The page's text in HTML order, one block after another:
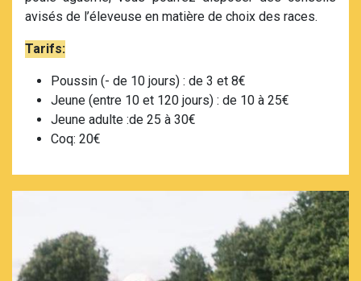
avisés de l’éleveuse en matière de choix des races.
Tarifs:
Poussin (- de 10 jours) : de 3 et 8€
Jeune (entre 10 et 120 jours) : de 10 à 25€
Jeune adulte :de 25 à 30€
Coq: 20€